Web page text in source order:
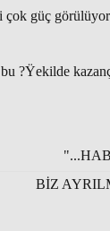
çok güç
?Ÿekilde
BİZ